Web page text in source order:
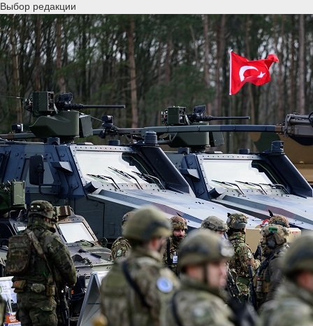
Выбор редакции